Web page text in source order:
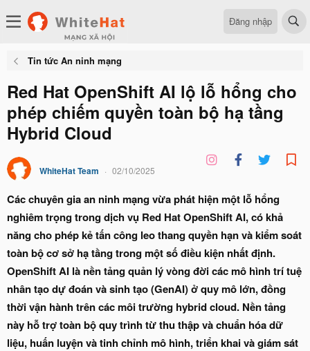
Đăng nhập
Tin tức An ninh mạng
Red Hat OpenShift AI lộ lỗ hổng cho
phép chiếm quyền toàn bộ hạ tầng
Hybrid Cloud
WhiteHat Team 02/10/2025
Các chuyên gia an ninh mạng vừa phát hiện một lỗ hổng
nghiêm trọng trong dịch vụ Red Hat OpenShift AI, có khả
năng cho phép kẻ tấn công leo thang quyền hạn và kiểm soát
toàn bộ cơ sở hạ tầng trong một số điều kiện nhất định.
OpenShift AI là nền tảng quản lý vòng đời các mô hình trí tuệ
nhân tạo dự đoán và sinh tạo (GenAI) ở quy mô lớn, đồng
thời vận hành trên các môi trường hybrid cloud. Nền tảng
này hỗ trợ toàn bộ quy trình từ thu thập và chuẩn hóa dữ
liệu, huấn luyện và tinh chỉnh mô hình, triển khai và giám sát